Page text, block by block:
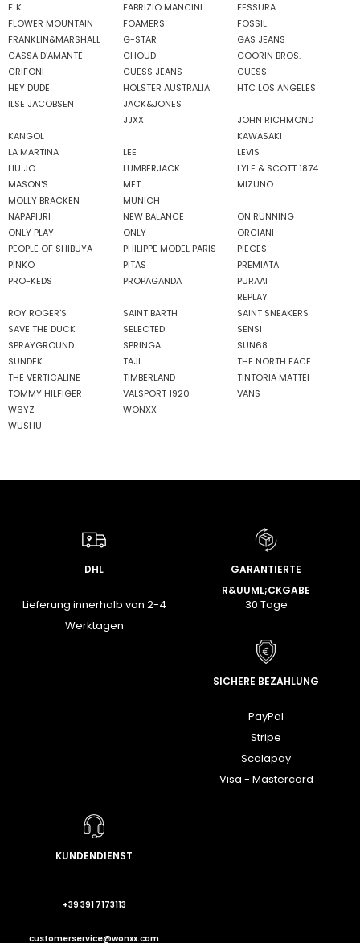
F..K
FABRIZIO MANCINI
FESSURA
FLOWER MOUNTAIN
FOAMERS
FOSSIL
FRANKLIN&MARSHALL
G-STAR
GAS JEANS
GASSA D'AMANTE
GHOUD
GOORIN BROS.
GRIFONI
GUESS JEANS
GUESS
HEY DUDE
HOLSTER AUSTRALIA
HTC LOS ANGELES
ILSE JACOBSEN
JACK&JONES
JJXX
JOHN RICHMOND
KANGOL
KAWASAKI
LA MARTINA
LEE
LEVIS
LIU JO
LUMBERJACK
LYLE & SCOTT 1874
MASON'S
MET
MIZUNO
MOLLY BRACKEN
MUNICH
NAPAPIJRI
NEW BALANCE
ON RUNNING
ONLY PLAY
ONLY
ORCIANI
PEOPLE OF SHIBUYA
PHILIPPE MODEL PARIS
PIECES
PINKO
PITAS
PREMIATA
PRO-KEDS
PROPAGANDA
PURAAI
REPLAY
ROY ROGER'S
SAINT BARTH
SAINT SNEAKERS
SAVE THE DUCK
SELECTED
SENSI
SPRAYGROUND
SPRINGA
SUN68
SUNDEK
TAJI
THE NORTH FACE
THE VERTICALINE
TIMBERLAND
TINTORIA MATTEI
TOMMY HILFIGER
VALSPORT 1920
VANS
W6YZ
WONXX
WUSHU
DHL
Lieferung innerhalb von 2-4
Werktagen
GARANTIERTE
R&UUML;CKGABE
30 Tage
SICHERE BEZAHLUNG
PayPal
Stripe
Scalapay
Visa - Mastercard
KUNDENDIENST
+39 391 7173113
customerservice@wonxx.com